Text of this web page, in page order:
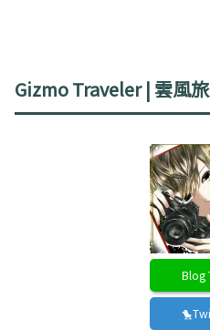
Gizmo Traveler | 雲風
Blog